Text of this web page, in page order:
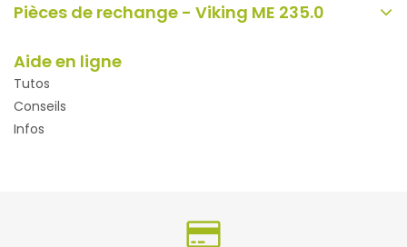
Pièces de rechange - Viking ME 235.0
Aide en ligne
Tutos
Conseils
Infos